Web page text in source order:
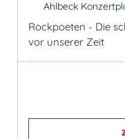
Ahlbeck
Rockpoeten - Die
vor unserer Zeit